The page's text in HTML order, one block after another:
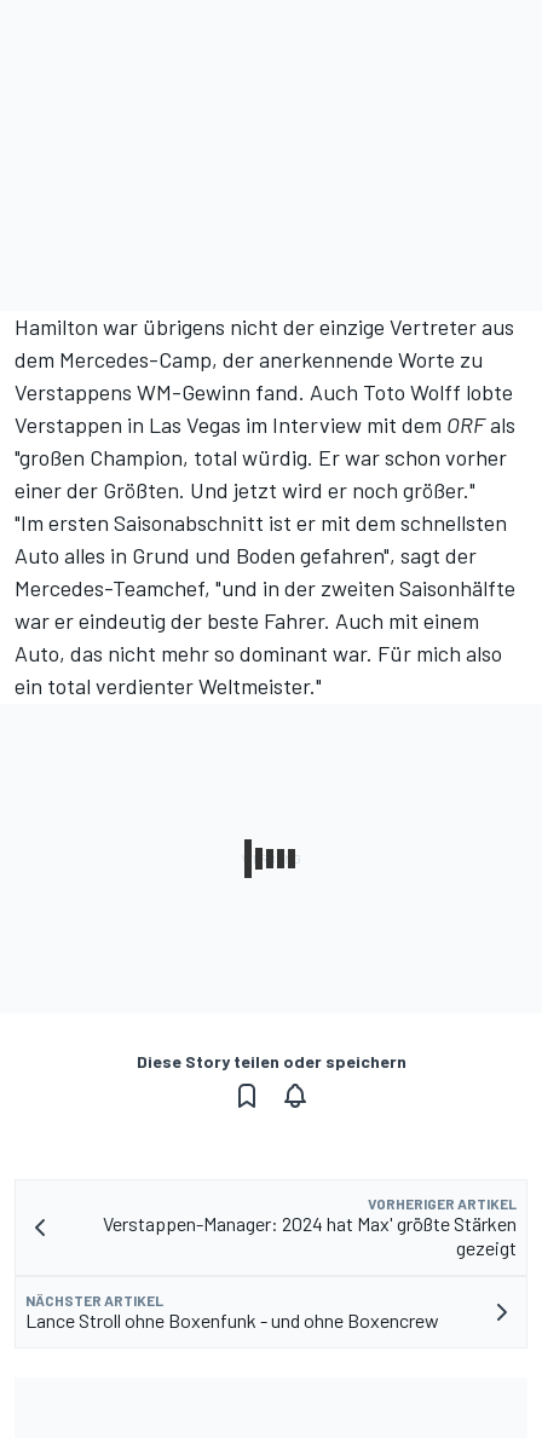
Hamilton war übrigens nicht der einzige Vertreter aus
dem Mercedes-Camp, der anerkennende Worte zu
Verstappens WM-Gewinn fand. Auch Toto Wolff lobte
Verstappen in Las Vegas im Interview mit dem ORFals
"großen Champion, total würdig. Er war schon vorher
einer der Größten. Und jetzt wird er noch größer."
"Im ersten Saisonabschnitt ist er mit dem schnellsten
Auto alles in Grund und Boden gefahren", sagt der
Mercedes-Teamchef, "und in der zweiten Saisonhälfte
war er eindeutig der beste Fahrer. Auch mit einem
Auto, das nicht mehr so dominant war. Für mich also
ein total verdienter Weltmeister."
Diese Story teilen oder speichern
VORHERIGER ARTIKEL
Verstappen-Manager: 2024 hat Max' größte Stärken
gezeigt
NÄCHSTER ARTIKEL
Lance Stroll ohne Boxenfunk - und ohne Boxencrew